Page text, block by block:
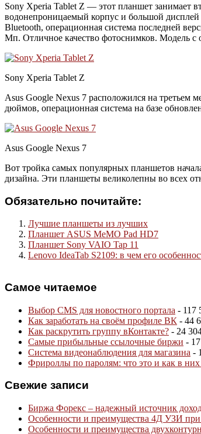
Sony Xperia Tablet Z — этот планшет занимает
водонепроницаемый корпус и большой
Bluetooth, операционная система последней
Мп. Отличное качество фотоснимков. Модель с
Sony Xperia Tablet Z
Asus Google Nexus 7 расположился на третьем
дюймов, операционная система на базе
Asus Google Nexus 7
Вот тройка самых популярных планшетов
дизайна. Эти планшеты великолепны во всех
Обязательно почитайте:
Лучшие планшеты из лучших
Планшет ASUS MeMO Pad HD7
Планшет Sony VAIO Tap 11
Lenovo IdeaTab S2109: в чем его
Самое читаемое
Выбор CMS для новостного портала - 117
Как заработать на своём профиле ВК - 44
Как раскрутить группу вКонтакте? - 24
Самые прибыльные ссылочные биржи -
Система видеонаблюдения для магазина -
Фрироллы по паролям: что это и как в них
Свежие записи
Биржа Форекс – надежный источник
Особенности и преимущества 4Д УЗИ при
Особенности и преимущества